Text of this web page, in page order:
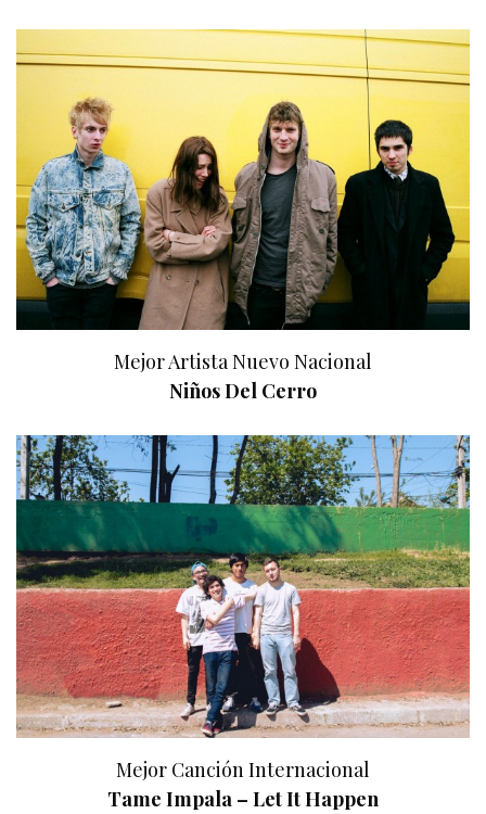
Mejor Artista Nuevo Nacional
Niños Del Cerro
Mejor Canción Internacional
Tame Impala – Let It Happen